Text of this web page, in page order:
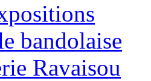
bandolaise
Ravaisou